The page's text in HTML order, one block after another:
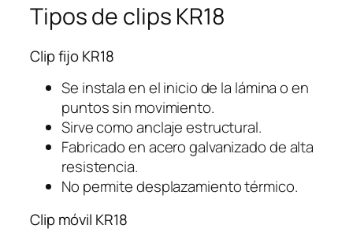
Tipos de clips KR18
Clip fijo KR18
Se instala en el inicio de la lámina o en
puntos sin movimiento.
Sirve como anclaje estructural.
Fabricado en acero galvanizado de alta
resistencia.
No permite desplazamiento térmico.
Clip móvil KR18